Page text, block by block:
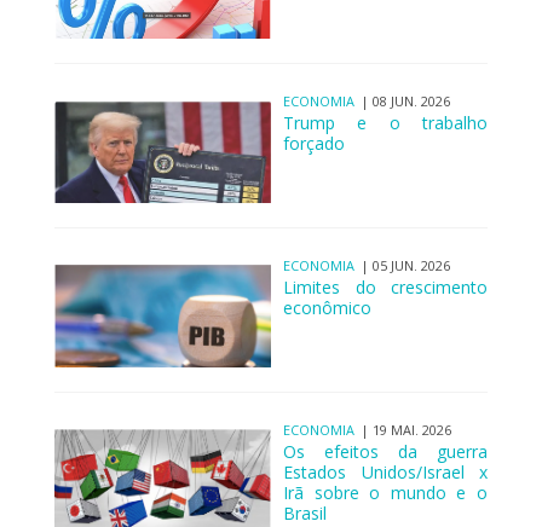
ECONOMIA | 08 JUN. 2026
Trump e o trabalho
forçado
ECONOMIA | 05 JUN. 2026
Limites do crescimento
econômico
ECONOMIA | 19 MAI. 2026
Os efeitos da guerra
Estados Unidos/Israel x
Irã sobre o mundo e o
Brasil